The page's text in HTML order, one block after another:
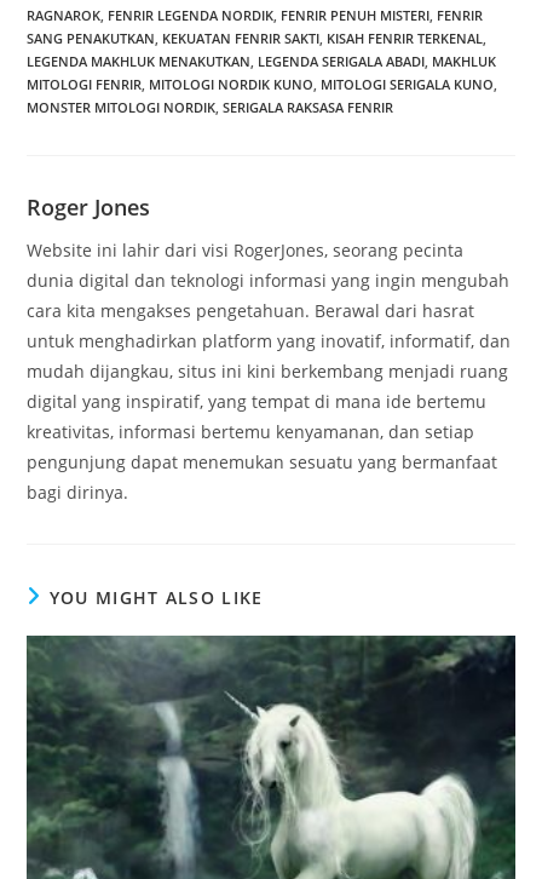
RAGNAROK FENRIR LEGENDA NORDIK FENRIR PENUH MISTERI FENRIR
SANG PENAKUTKAN KEKUATAN FENRIR SAKTI KISAH FENRIR TERKENAL
LEGENDA MAKHLUK MENAKUTKAN LEGENDA SERIGALA ABADI MAKHLUK
MITOLOGI FENRIR MITOLOGI NORDIK KUNO MITOLOGI SERIGALA KUNO
MONSTER MITOLOGI NORDIK SERIGALA RAKSASA FENRIR
Roger Jones
Website ini lahir dari visi RogerJones, seorang pecinta
dunia digital dan teknologi informasi yang ingin mengubah
cara kita mengakses pengetahuan. Berawal dari hasrat
untuk menghadirkan platform yang inovatif, informatif, dan
mudah dijangkau, situs ini kini berkembang menjadi ruang
digital yang inspiratif, yang tempat di mana ide bertemu
kreativitas, informasi bertemu kenyamanan, dan setiap
pengunjung dapat menemukan sesuatu yang bermanfaat
bagi dirinya.
YOU MIGHT ALSO LIKE